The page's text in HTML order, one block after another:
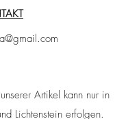
Artikel kann nur in
Lichtenstein erfolgen.